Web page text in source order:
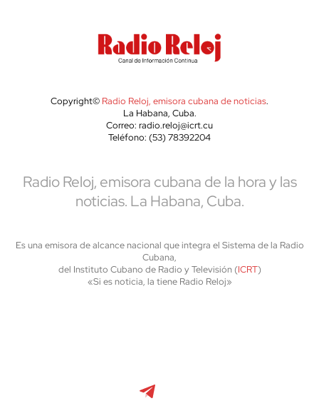
Copyright© Radio Reloj, emisora cubana de noticias.
La Habana, Cuba.
Correo: radio.reloj@icrt.cu
Teléfono: (53) 78392204
Radio Reloj, emisora cubana de la hora y las
noticias. La Habana, Cuba.
Es una emisora de alcance nacional que integra el Sistema de la Radio
Cubana,
del Instituto Cubano de Radio y Televisión (ICRT)
«Si es noticia, la tiene Radio Reloj»